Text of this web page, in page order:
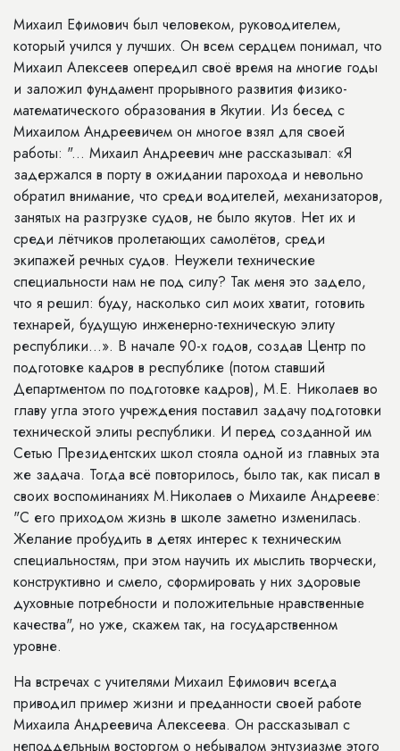
Михаил Ефимович был человеком, руководителем,
который учился у лучших. Он всем сердцем понимал, что
Михаил Алексеев опередил своё время на многие годы
и заложил фундамент прорывного развития физико-
математического образования в Якутии. Из бесед с
Михаилом Андреевичем он многое взял для своей
работы: "... Михаил Андреевич мне рассказывал: «Я
задержался в порту в ожидании парохода и невольно
обратил внимание, что среди водителей, механизаторов,
занятых на разгрузке судов, не было якутов. Нет их и
среди лётчиков пролетающих самолётов, среди
экипажей речных судов. Неужели технические
специальности нам не под силу? Так меня это задело,
что я решил: буду, насколько сил моих хватит, готовить
технарей, будущую инженерно-техническую элиту
республики…». В начале 90-х годов, создав Центр по
подготовке кадров в республике (потом ставший
Департментом по подготовке кадров), М.Е. Николаев во
главу угла этого учреждения поставил задачу подготовки
технической элиты республики. И перед созданной им
Сетью Президентских школ стояла одной из главных эта
же задача. Тогда всё повторилось, было так, как писал в
своих воспоминаниях М.Николаев о Михаиле Андрееве:
"С его приходом жизнь в школе заметно изменилась.
Желание пробудить в детях интерес к техническим
специальностям, при этом научить их мыслить творчески,
конструктивно и смело, сформировать у них здоровые
духовные потребности и положительные нравственные
качества", но уже, скажем так, на государственном
уровне.
На встречах с учителями Михаил Ефимович всегда
приводил пример жизни и преданности своей работе
Михаила Андреевича Алексеева. Он рассказывал с
неподдельным восторгом о небывалом энтузиазме этого